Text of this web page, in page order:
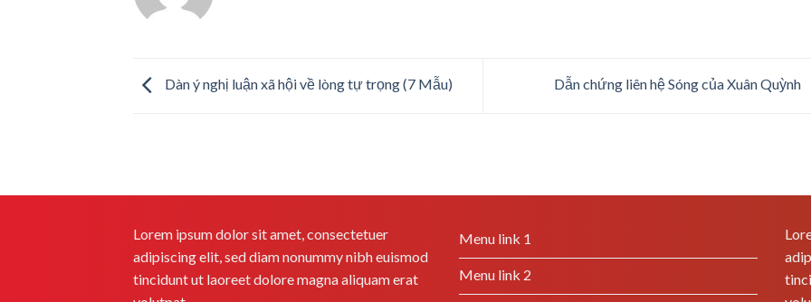
Dàn ý nghị luận xã hội về lòng tự trọng (7 Mẫu) Dẫn chứng liên hệ Sóng của Xuân Quỳnh
Lorem ipsum dolor sit amet, consectetuer
adipiscing elit, sed diam nonummy nibh euismod
tincidunt ut laoreet dolore magna aliquam erat
Menu link 1
Menu link 2